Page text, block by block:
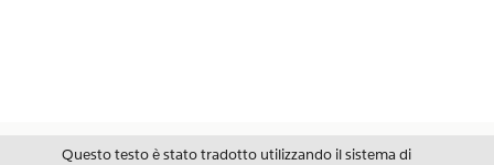
Questo testo è stato tradotto utilizzando il sistema di